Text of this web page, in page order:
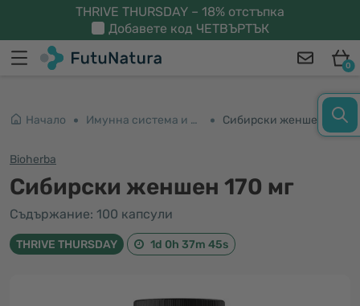
THRIVE THURSDAY – 18% отстъпка
Добавете код ЧЕТВЪРТЪК
0
Начало Имунна система и енергия Сибирски женшен 170 мг
Bioherba
Сибирски женшен 170 мг
Съдържание: 100 капсули
THRIVE THURSDAY 1d 0h 37m 45s